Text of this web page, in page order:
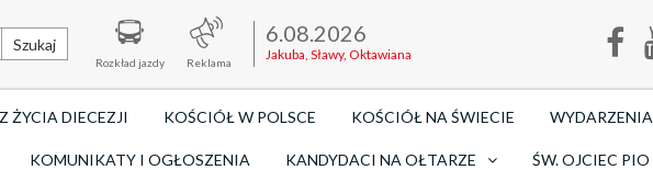
Szukaj
Rozkład jazdy Reklama
6.08.2026
Jakuba, Sławy, Oktawiana
Z ŻYCIA DIECEZJI KOŚCIÓŁ W POLSCE KOŚCIÓŁ NA ŚWIECIE WYDARZENIA
KOMUNIKATY I OGŁOSZENIA KANDYDACI NA OŁTARZE ŚW. OJCIEC PIO